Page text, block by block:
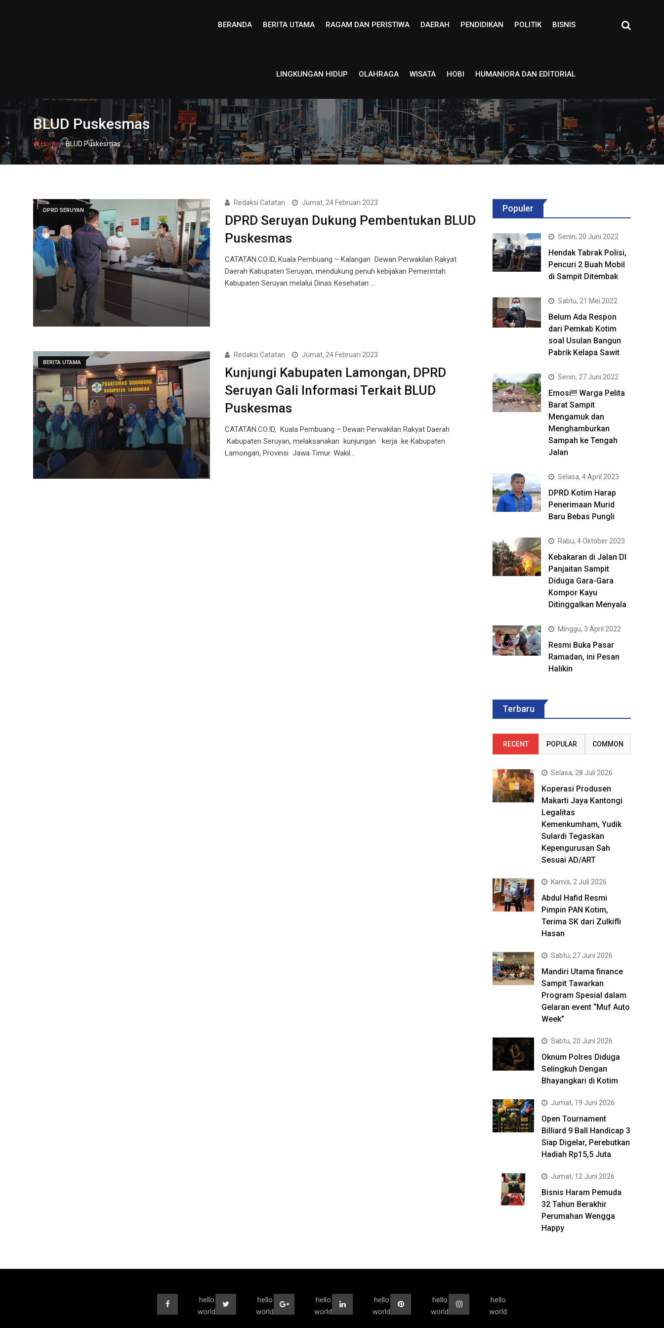
BERANDA BERITA UTAMA RAGAM DAN PERISTIWA DAERAH PENDIDIKAN POLITIK BISNIS
LINGKUNGAN HIDUP OLAHRAGA WISATA HOBI HUMANIORA DAN EDITORIAL
BLUD Puskesmas
Home-BLUD Puskesmas
DPRD SERUYAN
Redaksi Catatan Jumat, 24 Februari 2023
DPRD Seruyan Dukung Pembentukan BLUD
Puskesmas
CATATAN.CO.ID, Kuala Pembuang – Kalangan Dewan Perwakilan Rakyat
Daerah Kabupaten Seruyan, mendukung penuh kebijakan Pemerintah
Kabupaten Seruyan melalui Dinas Kesehatan …
BERITA UTAMA
Redaksi Catatan Jumat, 24 Februari 2023
Kunjungi Kabupaten Lamongan, DPRD
Seruyan Gali Informasi Terkait BLUD
Puskesmas
CATATAN.CO.ID, Kuala Pembuang – Dewan Perwakilan Rakyat Daerah
Kabupaten Seruyan, melaksanakan kunjungan kerja ke Kabupaten
Lamongan, Provinsi Jawa Timur. Wakil…
Populer
Senin, 20 Juni 2022
Hendak Tabrak Polisi,
Pencuri 2 Buah Mobil
di Sampit Ditembak
Sabtu, 21 Mei 2022
Belum Ada Respon
dari Pemkab Kotim
soal Usulan Bangun
Pabrik Kelapa Sawit
Senin, 27 Juni 2022
Emosi!!! Warga Pelita
Barat Sampit
Mengamuk dan
Menghamburkan
Sampah ke Tengah
Jalan
Selasa, 4 April 2023
DPRD Kotim Harap
Penerimaan Murid
Baru Bebas Pungli
Rabu, 4 Oktober 2023
Kebakaran di Jalan DI
Panjaitan Sampit
Diduga Gara-Gara
Kompor Kayu
Ditinggalkan Menyala
Minggu, 3 April 2022
Resmi Buka Pasar
Ramadan, ini Pesan
Halikin
Terbaru
RECENT POPULAR COMMON
Selasa, 28 Juli 2026
Koperasi Produsen
Makarti Jaya Kantongi
Legalitas
Kemenkumham, Yudik
Sulardi Tegaskan
Kepengurusan Sah
Sesuai AD/ART
Kamis, 2 Juli 2026
Abdul Hafid Resmi
Pimpin PAN Kotim,
Terima SK dari Zulkifli
Hasan
Sabtu, 27 Juni 2026
Mandiri Utama finance
Sampit Tawarkan
Program Spesial dalam
Gelaran event “Muf Auto
Week”
Sabtu, 20 Juni 2026
Oknum Polres Diduga
Selingkuh Dengan
Bhayangkari di Kotim
Jumat, 19 Juni 2026
Open Tournament
Billiard 9 Ball Handicap 3
Siap Digelar, Perebutkan
Hadiah Rp15,5 Juta
Jumat, 12 Juni 2026
Bisnis Haram Pemuda
32 Tahun Berakhir
Perumahan Wengga
Happy
hello
world
hello
world
hello
world
hello
world
hello
world
hello
world